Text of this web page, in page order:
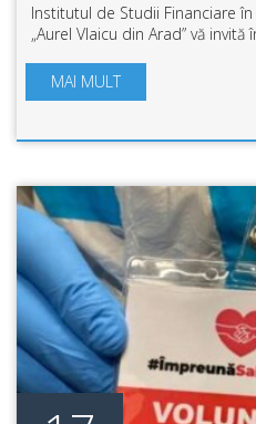
Institutul de Studii Financiare
„Aurel Vlaicu din Arad” vă
SmartFIN@ISF – Labora...
MAI MULT